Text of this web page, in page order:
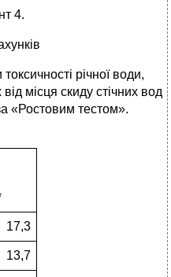
4.
річної води,
від місця скиду стічних вод
«Ростовим тестом».
17,3
13,7